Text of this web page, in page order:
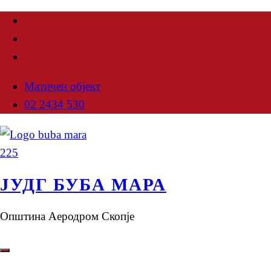
Матичен објект
02 2434 530
ЈУДГ БУБА МАРА
Општина Аеродром Скопје